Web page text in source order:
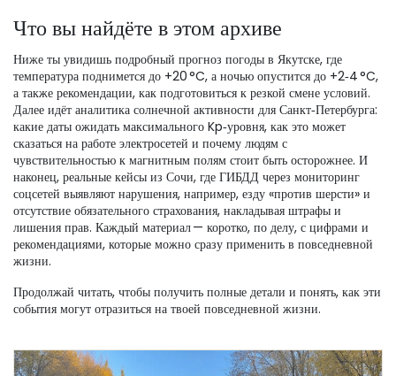
Что вы найдёте в этом архиве
Ниже ты увидишь подробный прогноз погоды в Якутске, где
температура поднимется до +20 °C, а ночью опустится до +2‑4 °C,
а также рекомендации, как подготовиться к резкой смене условий.
Далее идёт аналитика солнечной активности для Санкт‑Петербурга:
какие даты ожидать максимального Kp‑уровня, как это может
сказаться на работе электросетей и почему людям с
чувствительностью к магнитным полям стоит быть осторожнее. И
наконец, реальные кейсы из Сочи, где ГИБДД через мониторинг
соцсетей выявляют нарушения, например, езду «против шерсти» и
отсутствие обязательного страхования, накладывая штрафы и
лишения прав. Каждый материал — коротко, по делу, с цифрами и
рекомендациями, которые можно сразу применить в повседневной
жизни.
Продолжай читать, чтобы получить полные детали и понять, как эти
события могут отразиться на твоей повседневной жизни.